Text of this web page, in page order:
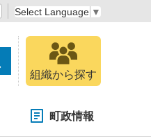
Select Language ▼
組織から探す
町政情報